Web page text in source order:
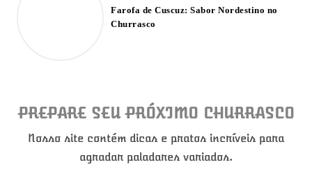
Farofa de Cuscuz: Sabor Nordestino no
Churrasco
PREPARE SEU PRÓXIMO CHURRASCO
Nosso site contém dicas e pratos incríveis para
agradar paladares variados.